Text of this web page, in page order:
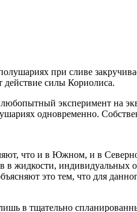
при сливе
действие силы Кориолиса.
эксперимент на
одновременно.
что и в Южном, и в
в жидкости,
это тем, что для
в тщательно